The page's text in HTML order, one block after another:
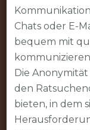
Chats oder E-
bequem mit
Die
den
bieten, in dem